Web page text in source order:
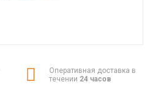
Оперативная доставка в
течении 24 часов